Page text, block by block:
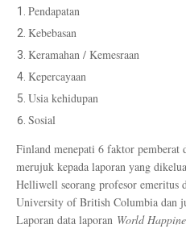
Pendapatan
Kebebasan
Keramahan / Kemesraan
Kepercayaan
Usia kehidupan
Sosial
Finland menepati 6 faktor pemberat
merujuk kepada laporan yang
Helliwell seorang profesor emeritus
University of British Columbia dan
Laporan data laporan World